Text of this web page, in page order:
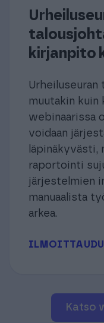
kirjanpito
Urheiluseuran
muutakin kuin
webinaarissa
voidaan
raportointi
järjestelmien
manuaalista
arkea.
Katso